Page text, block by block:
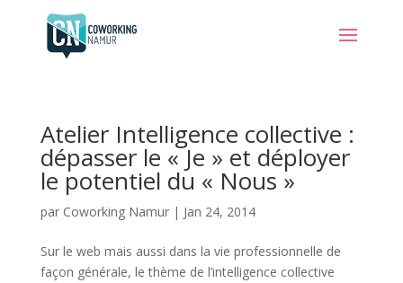
Atelier Intelligence collective :
dépasser le « Je » et déployer
le potentiel du « Nous »
par Coworking Namur| Jan 24, 2014
Sur le web mais aussi dans la vie professionnelle de
façon générale, le thème de l’intelligence collective